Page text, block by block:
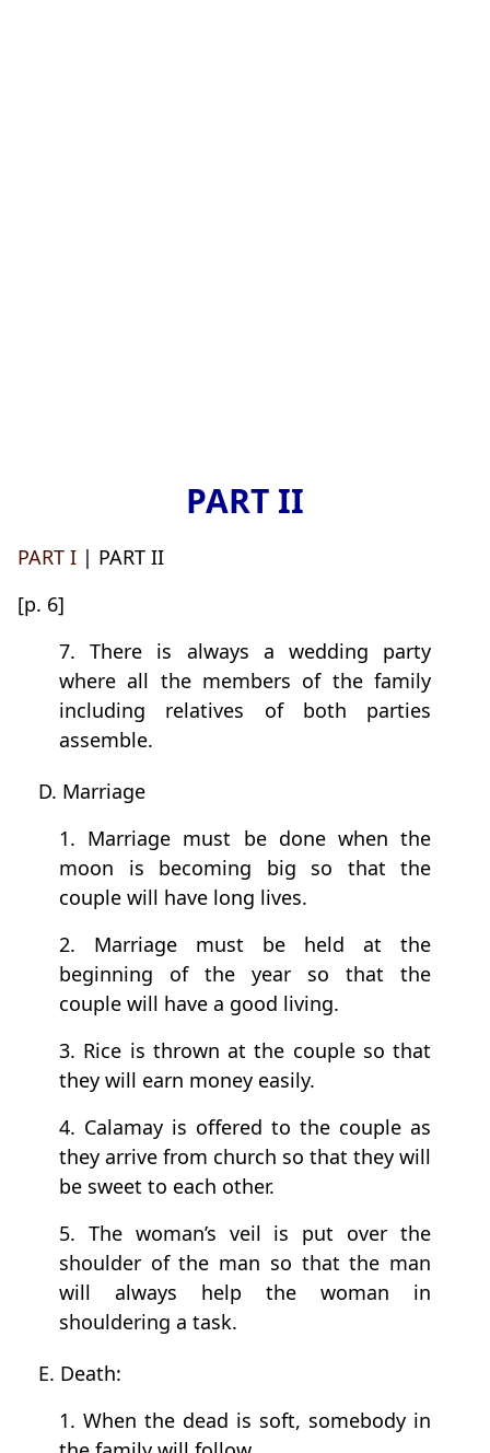
PART II
PART I | PART II
[p. 6]
7. There is always a wedding party
where all the members of the family
including relatives of both parties
assemble.
D. Marriage
1. Marriage must be done when the
moon is becoming big so that the
couple will have long lives.
2. Marriage must be held at the
beginning of the year so that the
couple will have a good living.
3. Rice is thrown at the couple so that
they will earn money easily.
4. Calamay is offered to the couple as
they arrive from church so that they will
be sweet to each other.
5. The woman’s veil is put over the
shoulder of the man so that the man
will always help the woman in
shouldering a task.
E. Death:
1. When the dead is soft, somebody in